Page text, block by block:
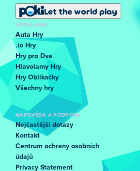
Let the world play
POPULÁRNÍ
Auta Hry
.io Hry
Hry pro Dva
Hlavolamy Hry
Hry Oblíkačky
Všechny hry
NÁPOVĚDA A PODPORA
Nejčastější dotazy
Kontakt
Centrum ochrany osobních
údajů
Privacy Statement